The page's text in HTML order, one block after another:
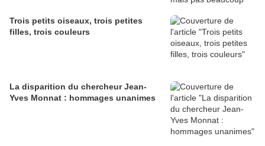
Trois petits oiseaux, trois petites
filles, trois couleurs
La disparition du chercheur Jean-
Yves Monnat : hommages unanimes